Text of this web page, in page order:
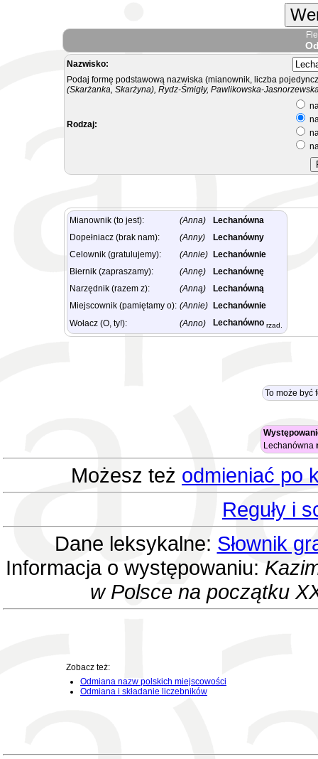
Nazwisko:
Podaj formę podstawową nazwiska (mianownik, liczba
(Skarżanka, Skarżyna), Rydz-Śmigły, Pawlikowska-
Rodzaj:
Mianownik (to jest): (Anna)
Lechanówna
Dopełniacz (brak nam):
(Anny)
Lechanówny
Celownik (gratulujemy):
(Annie)
Lechanównie
Biernik (zapraszamy):
(Annę)
Lechanównę
Narzędnik (razem z):
(Anną)
Lechanówną
Miejscownik (pamiętamy o): (Annie)
Lechanównie
Wołacz (O, ty!):
(Anno) Lechanówno rzad.
To może być
Lechanówna
Możesz też odmieniać po
Reguły i
Dane leksykalne: Słownik
Informacja o występowaniu:
w Polsce na początku
Zobacz też:
Odmiana nazw polskich miejscowości
Odmiana i składanie liczebników